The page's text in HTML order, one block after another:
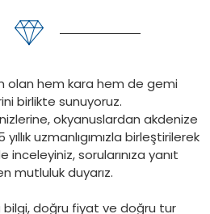
olan hem kara hem de gemi
birlikte sunuyoruz.
okyanuslardan akdenize
uzmanlıgımızla birleştirilerek
inceleyiniz, sorularınıza yanıt
mutluluk duyarız.
bilgi, doğru fiyat ve doğru tur